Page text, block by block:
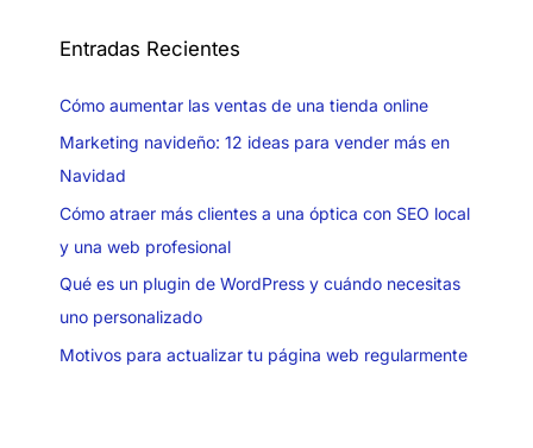
Entradas Recientes
Cómo aumentar las ventas de una tienda online
Marketing navideño: 12 ideas para vender más en
Navidad
Cómo atraer más clientes a una óptica con SEO local
y una web profesional
Qué es un plugin de WordPress y cuándo necesitas
uno personalizado
Motivos para actualizar tu página web regularmente